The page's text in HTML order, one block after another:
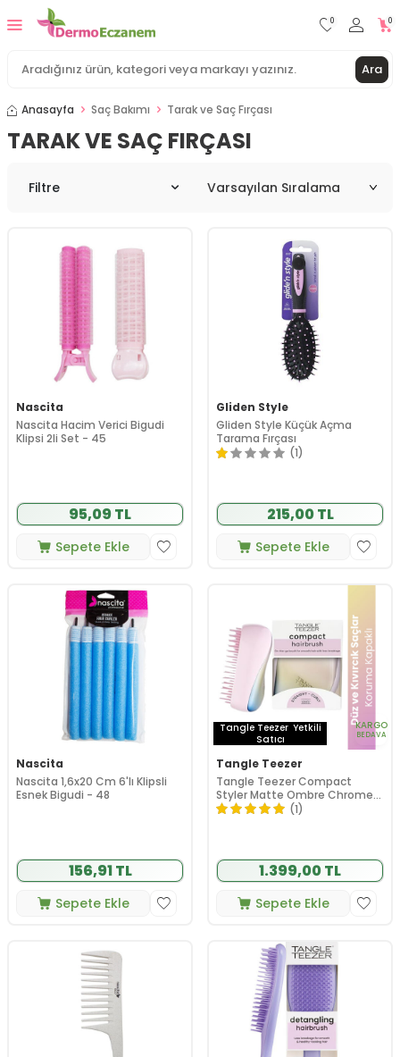
Ara
0 0
Anasayfa Saç Bakımı Tarak ve Saç Fırçası
TARAK VE SAÇ FIRÇASI
Filtre
Nascita
Nascita Hacim Verici Bigudi
Klipsi 2li Set - 45
95,09 TL
Sepete Ekle
Gliden Style
Gliden Style Küçük Açma
Tarama Fırçası
(1)
215,00 TL
Sepete Ekle
Nascita
Nascita 1,6x20 Cm 6'lı Klipsli
Esnek Bigudi - 48
156,91 TL
Sepete Ekle
Tangle Teezer Yetkili
Satıcı
KARGO
BEDAVA
Tangle Teezer
Tangle Teezer Compact
Styler Matte Ombre Chrome
Saç Fırçası - Düz ve Kıvırcık
(1)
1.399,00 TL
Sepete Ekle